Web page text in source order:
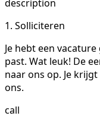
description
1. Solliciteren
Je hebt een
past. Wat leuk! De
naar ons op. Je
ons.
call